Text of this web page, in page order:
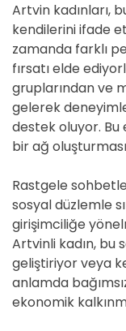
Artvin kadınları,
kendilerini ifade
zamanda farklı
fırsatı elde
gruplarından ve
gelerek
destek oluyor. Bu
bir ağ
Rastgele
sosyal düzlemle
girişimciliğe
Artvinli kadın,
geliştiriyor veya
anlamda
ekonomik